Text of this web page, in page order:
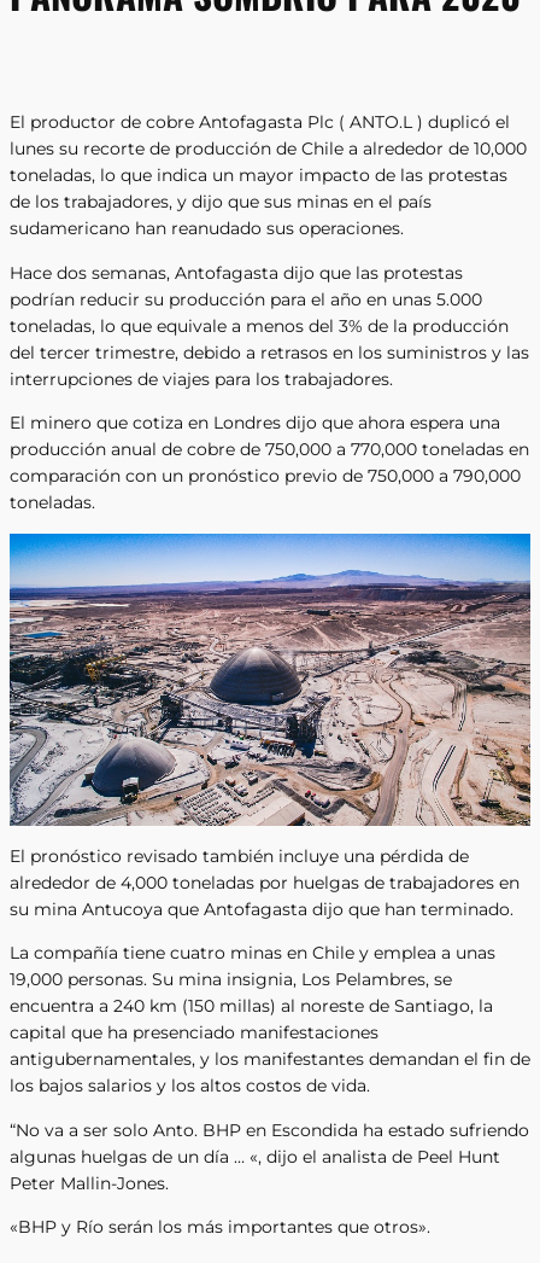
El productor de cobre Antofagasta Plc ( ANTO.L ) duplicó el
lunes su recorte de producción de Chile a alrededor de 10,000
toneladas, lo que indica un mayor impacto de las protestas
de los trabajadores, y dijo que sus minas en el país
sudamericano han reanudado sus operaciones.
Hace dos semanas, Antofagasta dijo que las protestas
podrían reducir su producción para el año en unas 5.000
toneladas, lo que equivale a menos del 3% de la producción
del tercer trimestre, debido a retrasos en los suministros y las
interrupciones de viajes para los trabajadores.
El minero que cotiza en Londres dijo que ahora espera una
producción anual de cobre de 750,000 a 770,000 toneladas en
comparación con un pronóstico previo de 750,000 a 790,000
toneladas.
El pronóstico revisado también incluye una pérdida de
alrededor de 4,000 toneladas por huelgas de trabajadores en
su mina Antucoya que Antofagasta dijo que han terminado.
La compañía tiene cuatro minas en Chile y emplea a unas
19,000 personas. Su mina insignia, Los Pelambres, se
encuentra a 240 km (150 millas) al noreste de Santiago, la
capital que ha presenciado manifestaciones
antigubernamentales, y los manifestantes demandan el fin de
los bajos salarios y los altos costos de vida.
“No va a ser solo Anto. BHP en Escondida ha estado sufriendo
algunas huelgas de un día … «, dijo el analista de Peel Hunt
Peter Mallin-Jones.
«BHP y Río serán los más importantes que otros».